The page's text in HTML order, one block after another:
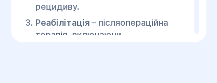
рецидиву.
Реабілітація– післяопераційна
терапія, включаючи